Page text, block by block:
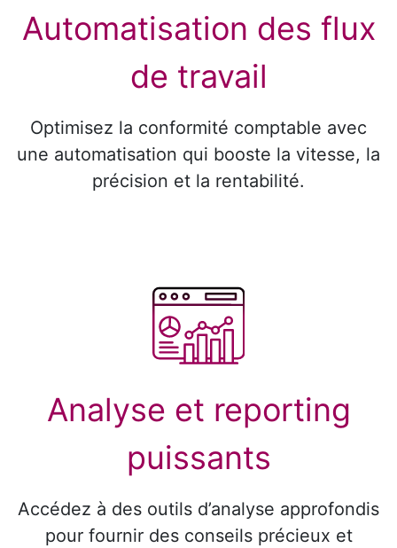
Automatisation des flux
de travail
Optimisez la conformité comptable avec
une automatisation qui booste la vitesse, la
précision et la rentabilité.
Analyse et reporting
puissants
Accédez à des outils d’analyse approfondis
pour fournir des conseils précieux et